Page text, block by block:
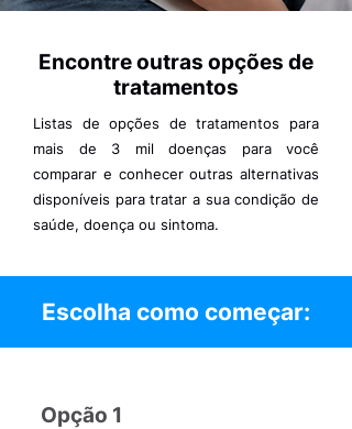
Encontre outras opções de
tratamentos
Listas de opções de tratamentos para
mais de 3 mil doenças para você
comparar e conhecer outras alternativas
disponíveis para tratar a sua condição de
saúde, doença ou sintoma.
Escolha como começar:
Opção 1